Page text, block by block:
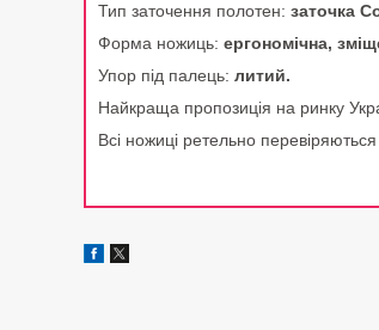
Тип заточення полотен: заточка
Форма ножиць: ергономічна,
Упор під палець: литий.
Найкраща пропозиція на ринку
Всі ножиці ретельно